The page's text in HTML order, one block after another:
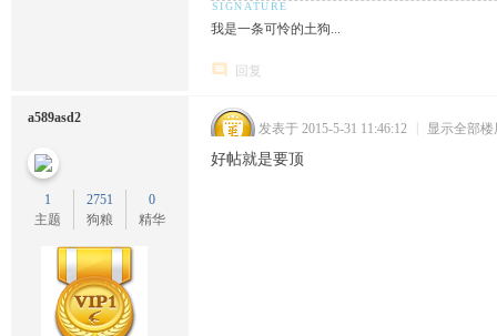
我是一条可怜的土狗...
回复
a589asd2
1
主题
2751
狗粮
0
精华
发表于 2015-5-31 11:46:12 显示全部楼
好帖就是要顶